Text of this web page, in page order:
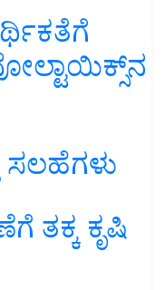
ಸಲಹೆಗಳು
ತಕ್ಕ ಕೃಷಿ